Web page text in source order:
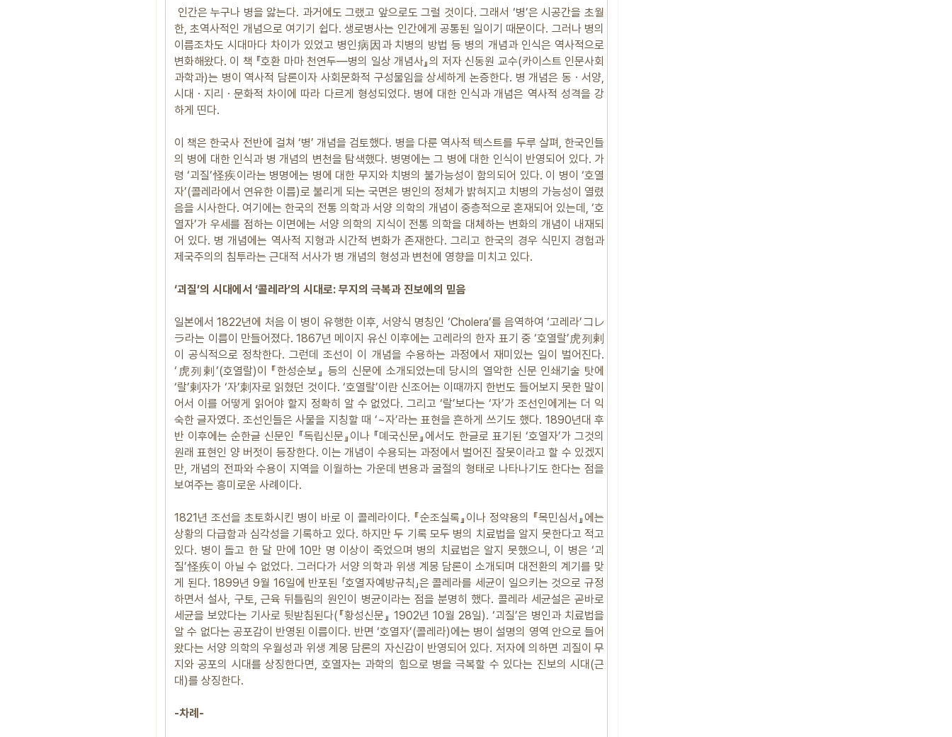
인간은 누구나 병을 앓는다. 과거에도 그랬고 앞으로도 그럴 것이다. 그래서 ‘병’은 시공간을 초월
한, 초역사적인 개념으로 여기기 쉽다. 생로병사는 인간에게 공통된 일이기 때문이다. 그러나 병의
이름조차도 시대마다 차이가 있었고 병인病因과 치병의 방법 등 병의 개념과 인식은 역사적으로
변화해왔다. 이 책 『호환 마마 천연두―병의 일상 개념사』의 저자 신동원 교수(카이스트 인문사회
과학과)는 병이 역사적 담론이자 사회문화적 구성물임을 상세하게 논증한다. 병 개념은 동ㆍ서양,
시대ㆍ지리ㆍ문화적 차이에 따라 다르게 형성되었다. 병에 대한 인식과 개념은 역사적 성격을 강
하게 띤다.
이 책은 한국사 전반에 걸쳐 ‘병’ 개념을 검토했다. 병을 다룬 역사적 텍스트를 두루 살펴, 한국인들
의 병에 대한 인식과 병 개념의 변천을 탐색했다. 병명에는 그 병에 대한 인식이 반영되어 있다. 가
령 ‘괴질’怪疾이라는 병명에는 병에 대한 무지와 치병의 불가능성이 함의되어 있다. 이 병이 ‘호열
자’(콜레라에서 연유한 이름)로 불리게 되는 국면은 병인의 정체가 밝혀지고 치병의 가능성이 열렸
음을 시사한다. 여기에는 한국의 전통 의학과 서양 의학의 개념이 중층적으로 혼재되어 있는데, ‘호
열자’가 우세를 점하는 이면에는 서양 의학의 지식이 전통 의학을 대체하는 변화의 개념이 내재되
어 있다. 병 개념에는 역사적 지형과 시간적 변화가 존재한다. 그리고 한국의 경우 식민지 경험과
제국주의의 침투라는 근대적 서사가 병 개념의 형성과 변천에 영향을 미치고 있다.
‘괴질’의 시대에서 ‘콜레라’의 시대로: 무지의 극복과 진보에의 믿음
일본에서 1822년에 처음 이 병이 유행한 이후, 서양식 명칭인 ‘Cholera’를 음역하여 ‘고레라’コレ
ラ라는 이름이 만들어졌다. 1867년 메이지 유신 이후에는 고레라의 한자 표기 중 ‘호열랄’虎列剌
이 공식적으로 정착한다. 그런데 조선이 이 개념을 수용하는 과정에서 재미있는 일이 벌어진다.
‘虎列剌’(호열랄)이 『한성순보』 등의 신문에 소개되었는데 당시의 열악한 신문 인쇄기술 탓에
‘랄’剌자가 ‘자’刺자로 읽혔던 것이다. ‘호열랄’이란 신조어는 이때까지 한번도 들어보지 못한 말이
어서 이를 어떻게 읽어야 할지 정확히 알 수 없었다. 그리고 ‘랄’보다는 ‘자’가 조선인에게는 더 익
숙한 글자였다. 조선인들은 사물을 지칭할 때 ‘~자’라는 표현을 흔하게 쓰기도 했다. 1890년대 후
반 이후에는 순한글 신문인 『독립신문』이나 『뎨국신문』에서도 한글로 표기된 ‘호열자’가 그것의
원래 표현인 양 버젓이 등장한다. 이는 개념이 수용되는 과정에서 벌어진 잘못이라고 할 수 있겠지
만, 개념의 전파와 수용이 지역을 이월하는 가운데 변용과 굴절의 형태로 나타나기도 한다는 점을
보여주는 흥미로운 사례이다.
1821년 조선을 초토화시킨 병이 바로 이 콜레라이다. 『순조실록』이나 정약용의 『목민심서』에는
상황의 다급함과 심각성을 기록하고 있다. 하지만 두 기록 모두 병의 치료법을 알지 못한다고 적고
있다. 병이 돌고 한 달 만에 10만 명 이상이 죽었으며 병의 치료법은 알지 못했으니, 이 병은 ‘괴
질’怪疾이 아닐 수 없었다. 그러다가 서양 의학과 위생 계몽 담론이 소개되며 대전환의 계기를 맞
게 된다. 1899년 9월 16일에 반포된 「호열자예방규칙」은 콜레라를 세균이 일으키는 것으로 규정
하면서 설사, 구토, 근육 뒤틀림의 원인이 병균이라는 점을 분명히 했다. 콜레라 세균설은 곧바로
세균을 보았다는 기사로 뒷받침된다(『황성신문』 1902년 10월 28일). ‘괴질’은 병인과 치료법을
알 수 없다는 공포감이 반영된 이름이다. 반면 ‘호열자’(콜레라)에는 병이 설명의 영역 안으로 들어
왔다는 서양 의학의 우월성과 위생 계몽 담론의 자신감이 반영되어 있다. 저자에 의하면 괴질이 무
지와 공포의 시대를 상징한다면, 호열자는 과학의 힘으로 병을 극복할 수 있다는 진보의 시대(근
대)를 상징한다.
-차례-